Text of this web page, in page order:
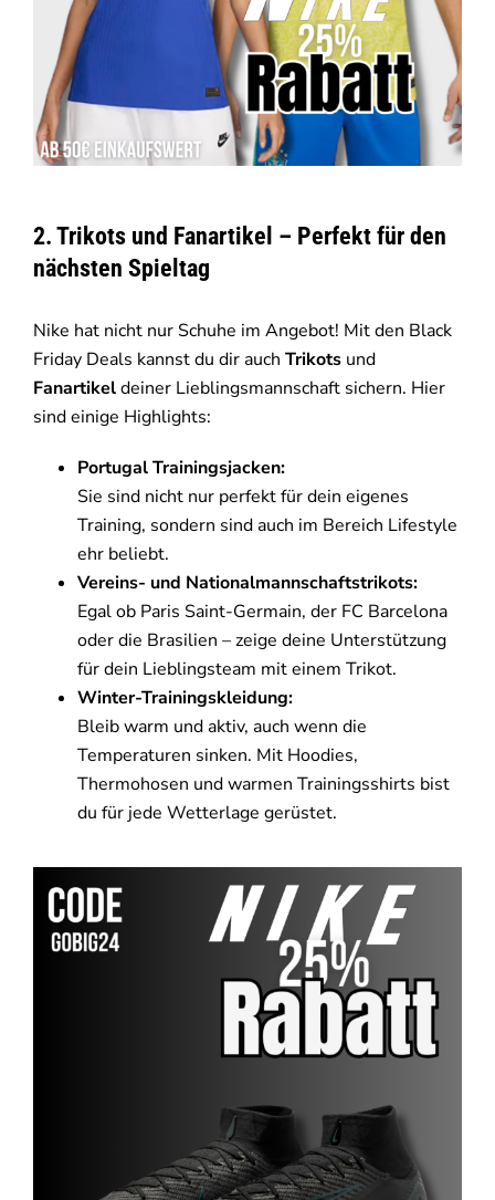
2. Trikots und Fanartikel – Perfekt für den
nächsten Spieltag
Nike hat nicht nur Schuhe im Angebot! Mit den Black
Friday Deals kannst du dir auch Trikotsund
Fanartikeldeiner Lieblingsmannschaft sichern. Hier
sind einige Highlights:
Portugal Trainingsjacken:
Sie sind nicht nur perfekt für dein eigenes
Training, sondern sind auch im Bereich Lifestyle
ehr beliebt.
Vereins- und Nationalmannschaftstrikots:
Egal ob Paris Saint-Germain, der FC Barcelona
oder die Brasilien – zeige deine Unterstützung
für dein Lieblingsteam mit einem Trikot.
Winter-Trainingskleidung:
Bleib warm und aktiv, auch wenn die
Temperaturen sinken. Mit Hoodies,
Thermohosen und warmen Trainingsshirts bist
du für jede Wetterlage gerüstet.